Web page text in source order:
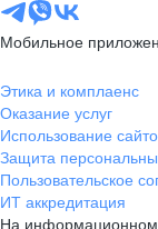
Мобильное
Этика и комплаенс
Оказание услуг
Использование
Защита
Пользовательское
ИТ аккредитация
На информационном